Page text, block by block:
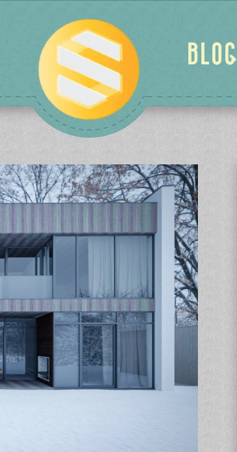
BLOG